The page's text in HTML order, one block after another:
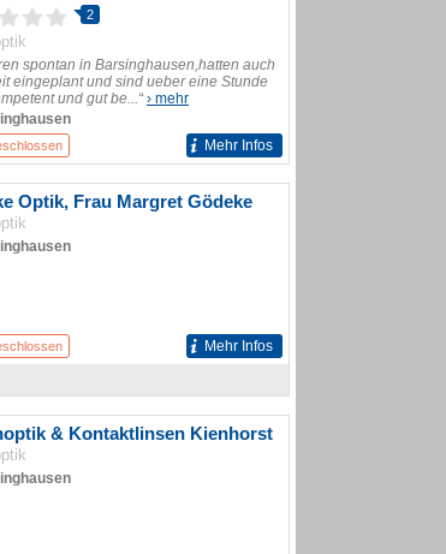
2
spontan in Barsinghausen,hatten auch
eingeplant und sind ueber eine Stunde
und gut be...“› mehr
Mehr Infos
Optik, Frau Margret Gödeke
Mehr Infos
& Kontaktlinsen Kienhorst